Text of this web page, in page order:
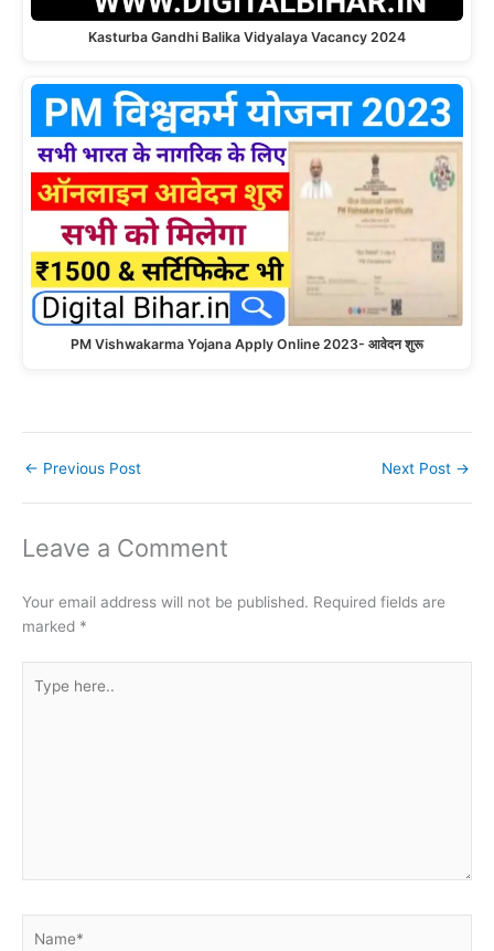
Kasturba Gandhi Balika Vidyalaya Vacancy 2024
PM Vishwakarma Yojana Apply Online 2023- आवेदन शुरू
← Previous Post Next Post →
Leave a Comment
Your email address will not be published. Required fields are
marked *
here..